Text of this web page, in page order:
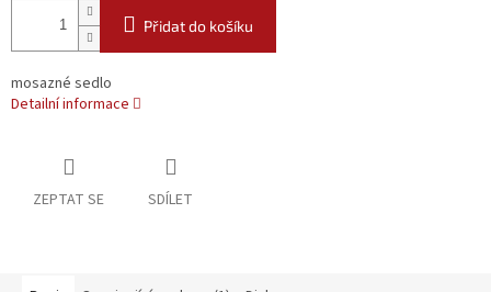
Přidat do košíku
mosazné sedlo
Detailní informace
ZEPTAT SE SDÍLET